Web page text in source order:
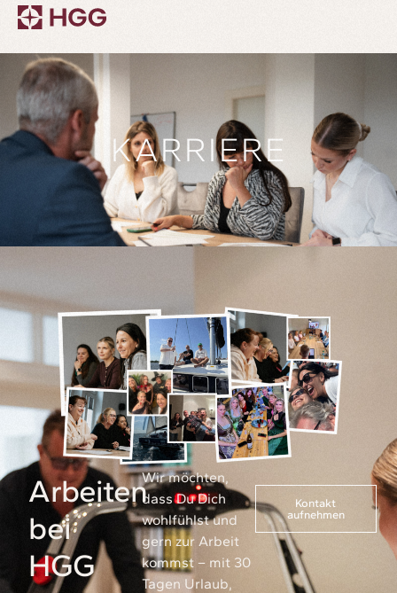
KARRIERE
Arbeiten
bei
HGG
Wir möchten,
dass Du Dich
wohlfühlst und
gern zur Arbeit
kommst – mit 30
Tagen Urlaub,
Kontakt
aufnehmen